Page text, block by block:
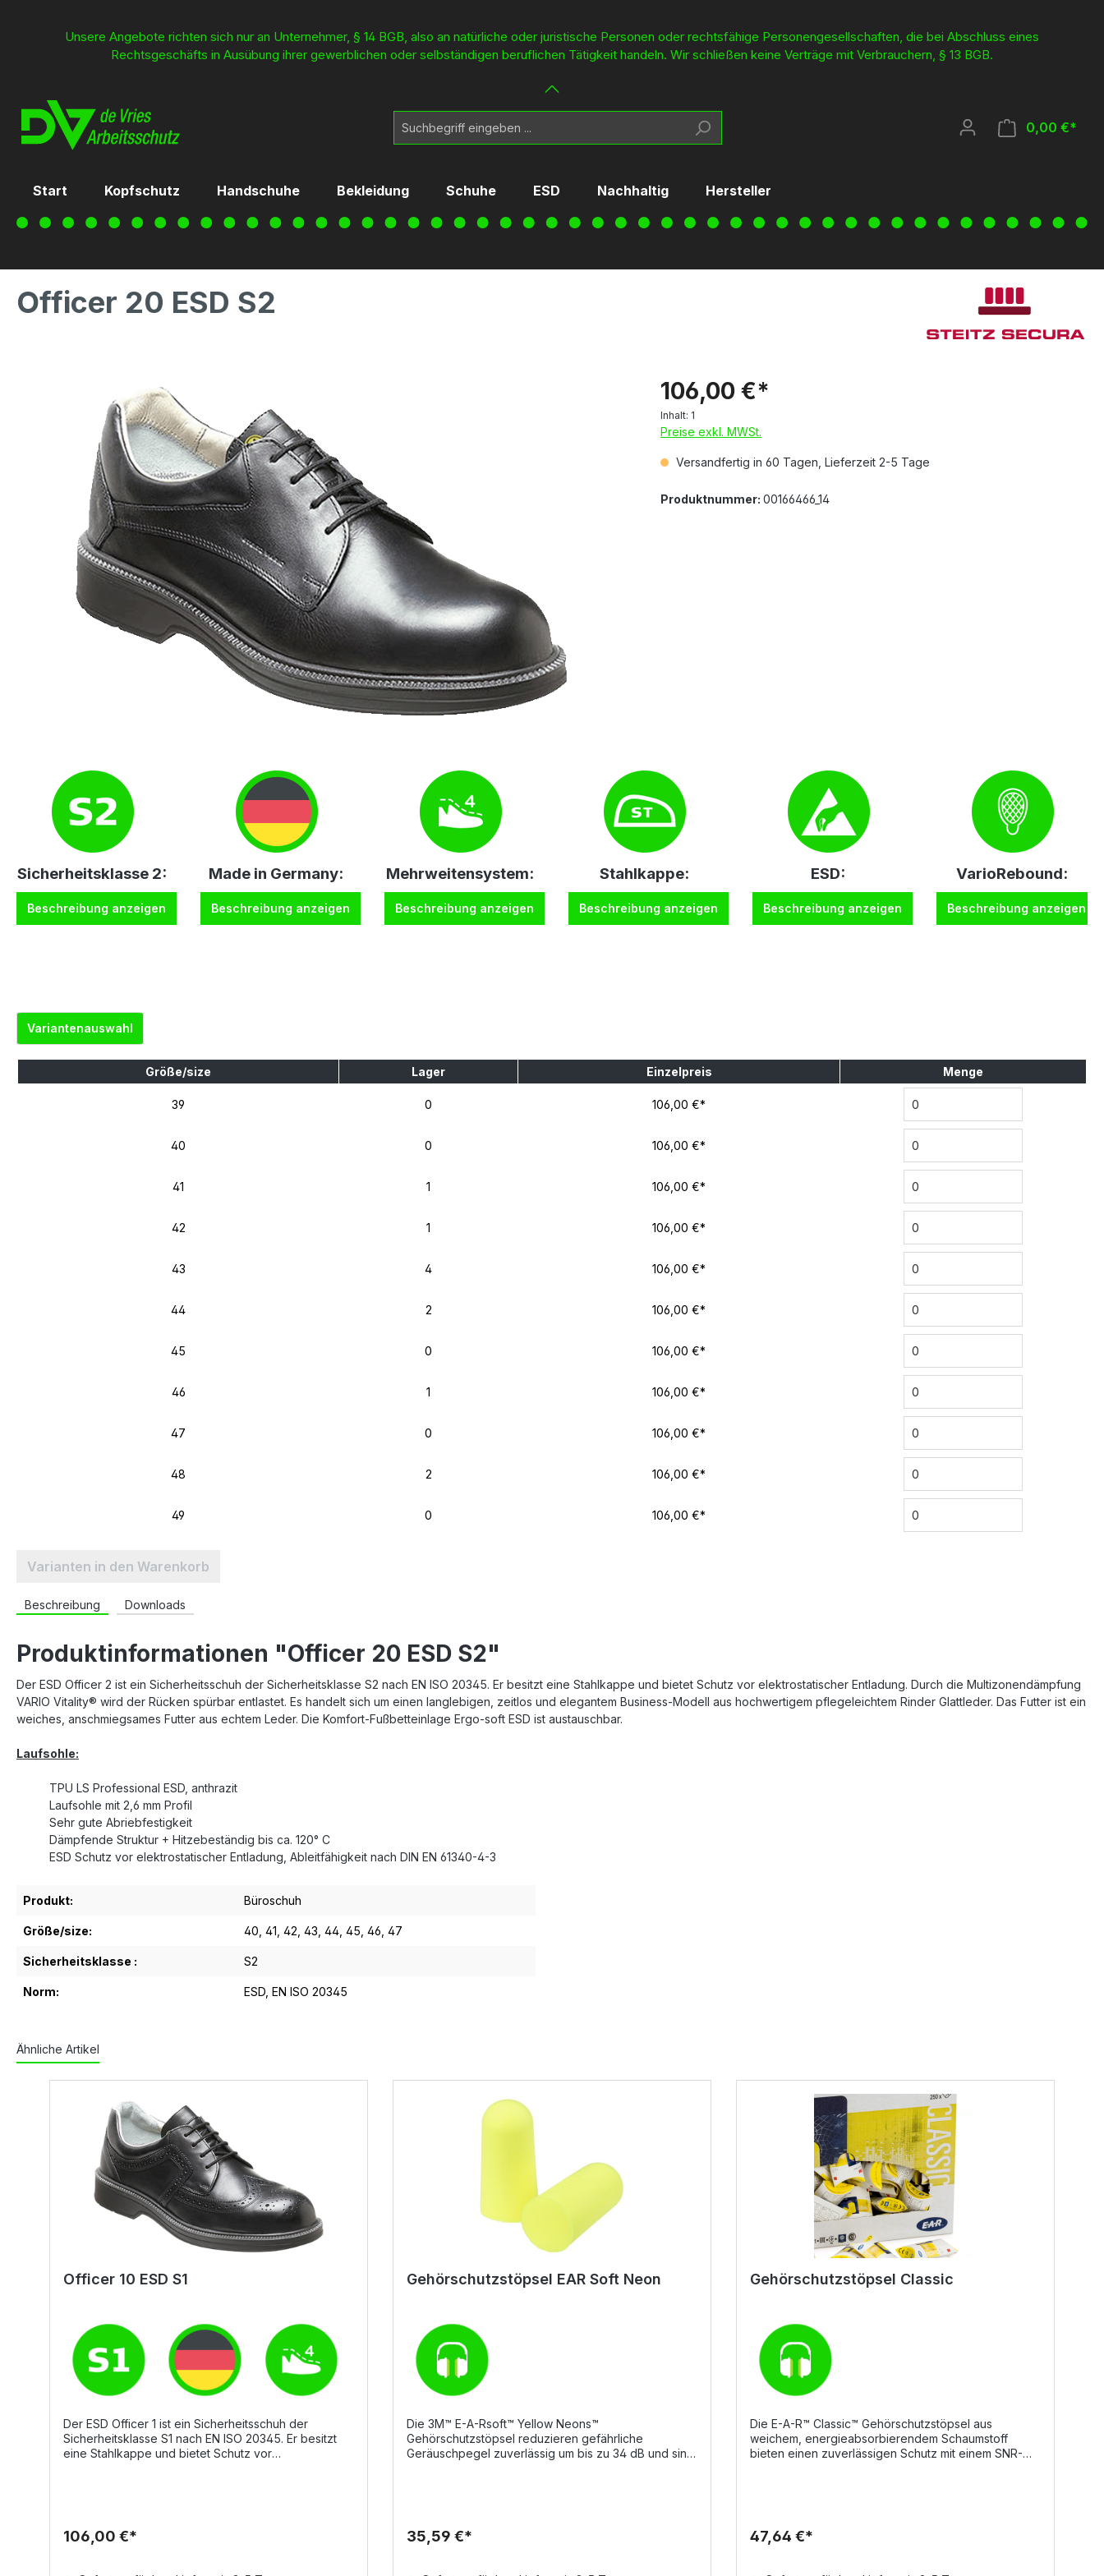
Unsere Angebote richten sich nur an Unternehmer, § 14 BGB, also an natürliche oder juristische Personen oder rechtsfähige Personengesellschaften, die bei Abschluss eines
Rechtsgeschäfts in Ausübung ihrer gewerblichen oder selbständigen beruflichen Tätigkeit handeln. Wir schließen keine Verträge mit Verbrauchern, § 13 BGB.
0,00 €*
Start Kopfschutz Handschuhe Bekleidung Schuhe ESD Nachhaltig Hersteller
Officer 20 ESD S2
106,00 €*
Inhalt: 1
Preise exkl. MWSt.
Versandfertig in 60 Tagen, Lieferzeit 2-5 Tage
Produktnummer: 00166466_14
Sicherheitsklasse 2:
Beschreibung anzeigen
Made in Germany:
Beschreibung anzeigen
Mehrweitensystem:
Beschreibung anzeigen
Stahlkappe:
Beschreibung anzeigen
ESD:
Beschreibung anzeigen
VarioRebound:
Beschreibung anzeigen
Variantenauswahl
Größe/size Lager Einzelpreis Menge
39 0 106,00 €*
40 0 106,00 €*
41 1 106,00 €*
42 1 106,00 €*
43 4 106,00 €*
44 2 106,00 €*
45 0 106,00 €*
46 1 106,00 €*
47 0 106,00 €*
48 2 106,00 €*
49 0 106,00 €*
Varianten in den Warenkorb
Beschreibung Downloads
Produktinformationen "Officer 20 ESD S2"
Der ESD Officer 2 ist ein Sicherheitsschuh der Sicherheitsklasse S2 nach EN ISO 20345. Er besitzt eine Stahlkappe und bietet Schutz vor elektrostatischer Entladung. Durch die Multizonendämpfung
VARIO Vitality® wird der Rücken spürbar entlastet. Es handelt sich um einen langlebigen, zeitlos und elegantem Business-Modell aus hochwertigem pflegeleichtem Rinder Glattleder. Das Futter ist ein
weiches, anschmiegsames Futter aus echtem Leder. Die Komfort-Fußbetteinlage Ergo-soft ESD ist austauschbar.
Laufsohle:
TPU LS Professional ESD, anthrazit
Laufsohle mit 2,6 mm Profil
Sehr gute Abriebfestigkeit
Dämpfende Struktur + Hitzebeständig bis ca. 120° C
ESD Schutz vor elektrostatischer Entladung, Ableitfähigkeit nach DIN EN 61340-4-3
Produkt: Büroschuh
Größe/size: 40 , 41 , 42 , 43 , 44 , 45 , 46 , 47
Sicherheitsklasse : S2
Norm: ESD , EN ISO 20345
Ähnliche Artikel
Officer 10 ESD S1
Der ESD Officer 1 ist ein Sicherheitsschuh der
Sicherheitsklasse S1 nach EN ISO 20345. Er besitzt
eine Stahlkappe und bietet Schutz vor
aus hochwertigem pflegeleichtem Rinder Glattleder
mit einer Lyra-Lochung. Das Futter ist ein weiches,
Komfort-Fußbetteinlage Ergo-soft ESD ist
106,00 €*
Gehörschutzstöpsel EAR Soft Neon
Die 3M™ E-A-Rsoft™ Yellow Neons™
Gehörschutzstöpsel reduzieren gefährliche
Geräuschpegel zuverlässig um bis zu 34 dB und sind
während das konische Design eine gute Passform für
die meisten Gehörgänge bietet. Erhältlich mit und
lauten Umgebungen. Eigenschaften Dämmung bis zu
35,59 €*
Gehörschutzstöpsel Classic
Die E-A-R™ Classic™ Gehörschutzstöpsel aus
weichem, energieabsorbierendem Schaumstoff
bieten einen zuverlässigen Schutz mit einem SNR-
auf, wodurch sie auch bei längerem Tragen ihre Form
behalten. Die zylindrische Form passt in die meisten
die zellenartige Oberflächenstruktur verrutschen die
47,64 €*